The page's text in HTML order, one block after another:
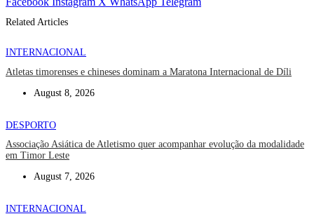
Related Articles
INTERNACIONAL
Atletas timorenses e chineses dominam a Maratona Internacional de Díli
August 8, 2026
DESPORTO
Associação Asiática de Atletismo quer acompanhar evolução da modalidade
em Timor Leste
August 7, 2026
INTERNACIONAL